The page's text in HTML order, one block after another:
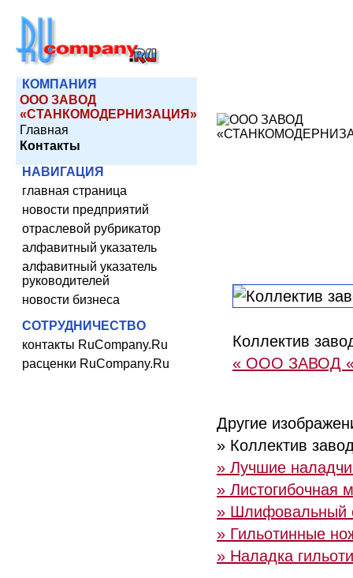
КОМПАНИЯ
ООО ЗАВОД
«СТАНКОМОДЕРНИЗАЦИЯ»
Главная
Контакты
НАВИГАЦИЯ
главная страница
новости предприятий
отраслевой рубрикатор
алфавитный указатель
алфавитный указатель
руководителей
новости бизнеса
СОТРУДНИЧЕСТВО
контакты RuCompany.Ru
расценки RuCompany.Ru
Коллектив
« ООО ЗАВОД
Другие
» Коллектив
» Лучшие
» Листогибочная
» Шлифовальный
» Гильотинные
» Наладка